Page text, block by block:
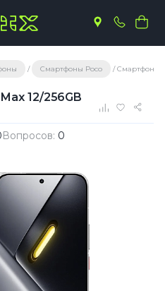
Смартфоны Poco Смартфон
12/256GB
Вопросов: 0